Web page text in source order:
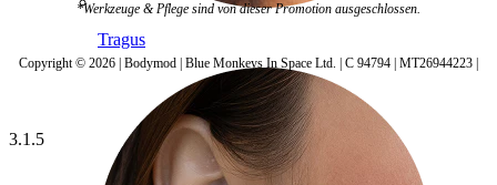
Tragus
*Werkzeuge & Pflege sind von dieser Promotion ausgeschlossen.
Copyright © 2026 | Bodymod | Blue Monkeys In Space Ltd. | C 94794 | MT26944223 |
3.1.5